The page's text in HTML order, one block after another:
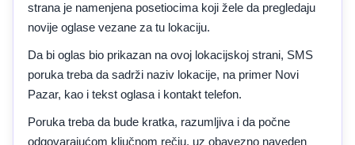
strana je namenjena posetiocima koji žele da pregledaju
novije oglase vezane za tu lokaciju.
Da bi oglas bio prikazan na ovoj lokacijskoj strani, SMS
poruka treba da sadrži naziv lokacije, na primer Novi
Pazar, kao i tekst oglasa i kontakt telefon.
Poruka treba da bude kratka, razumljiva i da počne
odgovarajućom ključnom rečju, uz obavezno naveden